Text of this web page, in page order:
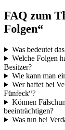
FAQ zum
Folgen“
Was bedeutet
Welche Folgen
Besitzer?
Wie kann man
Wer haftet bei
Fünfeck“?
Können
beeinträchtigen?
Was tun bei